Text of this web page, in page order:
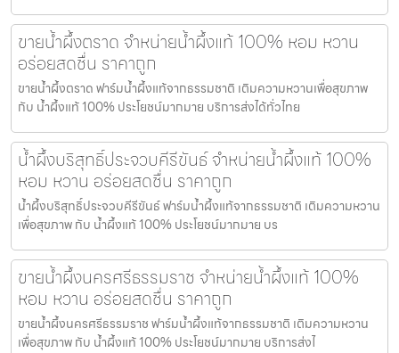
ขายน้ำผึ้งตราด จำหน่ายน้ำผึ้งแท้ 100% หอม หวาน
อร่อยสดชื่น ราคาถูก
ขายน้ำผึ้งตราด ฟาร์มน้ำผึ้งแท้จากธรรมชาติ เติมความหวานเพื่อสุขภาพ
กับ น้ำผึ้งแท้ 100% ประโยชน์มากมาย บริการส่งได้ทั่วไทย
น้ำผึ้งบริสุทธิ์ประจวบคีรีขันธ์ จำหน่ายน้ำผึ้งแท้ 100%
หอม หวาน อร่อยสดชื่น ราคาถูก
น้ำผึ้งบริสุทธิ์ประจวบคีรีขันธ์ ฟาร์มน้ำผึ้งแท้จากธรรมชาติ เติมความหวาน
เพื่อสุขภาพ กับ น้ำผึ้งแท้ 100% ประโยชน์มากมาย บร
ขายน้ำผึ้งนครศรีธรรมราช จำหน่ายน้ำผึ้งแท้ 100%
หอม หวาน อร่อยสดชื่น ราคาถูก
ขายน้ำผึ้งนครศรีธรรมราช ฟาร์มน้ำผึ้งแท้จากธรรมชาติ เติมความหวาน
เพื่อสุขภาพ กับ น้ำผึ้งแท้ 100% ประโยชน์มากมาย บริการส่งไ